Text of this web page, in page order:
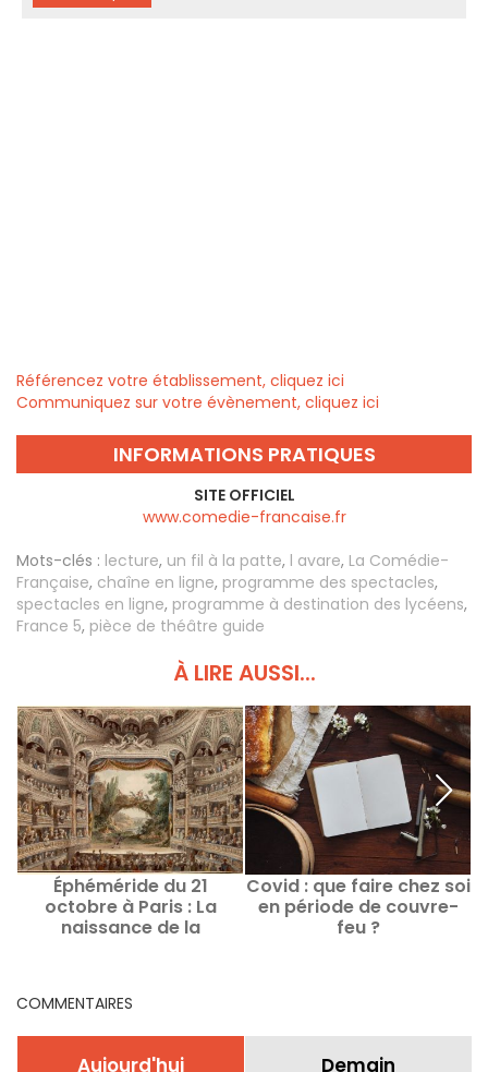
Référencez votre établissement, cliquez ici
Communiquez sur votre évènement, cliquez ici
INFORMATIONS PRATIQUES
SITE OFFICIEL
www.comedie-francaise.fr
Mots-clés : lecture, un fil à la patte, l avare, La Comédie-
Française, chaîne en ligne, programme des spectacles,
spectacles en ligne, programme à destination des lycéens,
France 5, pièce de théâtre guide
À LIRE AUSSI...
Éphéméride du 21
octobre à Paris : La
naissance de la
Covid : que faire chez soi
en période de couvre-
feu ?
COMMENTAIRES
Aujourd'hui Demain